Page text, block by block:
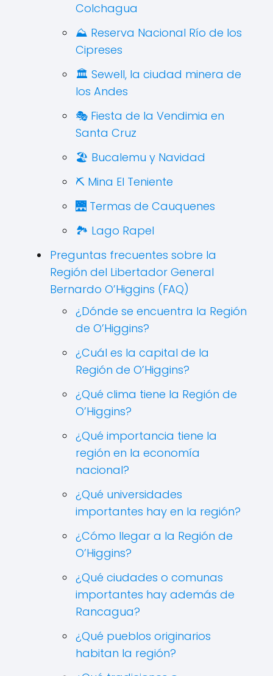
Colchagua
⛰️ Reserva Nacional Río de los
Cipreses
🏛️ Sewell, la ciudad minera de
los Andes
🎭 Fiesta de la Vendimia en
Santa Cruz
🏖️ Bucalemu y Navidad
⛏️ Mina El Teniente
🌉 Termas de Cauquenes
🏞️ Lago Rapel
Preguntas frecuentes sobre la
Región del Libertador General
Bernardo O’Higgins (FAQ)
¿Dónde se encuentra la Región
de O’Higgins?
¿Cuál es la capital de la
Región de O’Higgins?
¿Qué clima tiene la Región de
O’Higgins?
¿Qué importancia tiene la
región en la economía
nacional?
¿Qué universidades
importantes hay en la región?
¿Cómo llegar a la Región de
O’Higgins?
¿Qué ciudades o comunas
importantes hay además de
Rancagua?
¿Qué pueblos originarios
habitan la región?